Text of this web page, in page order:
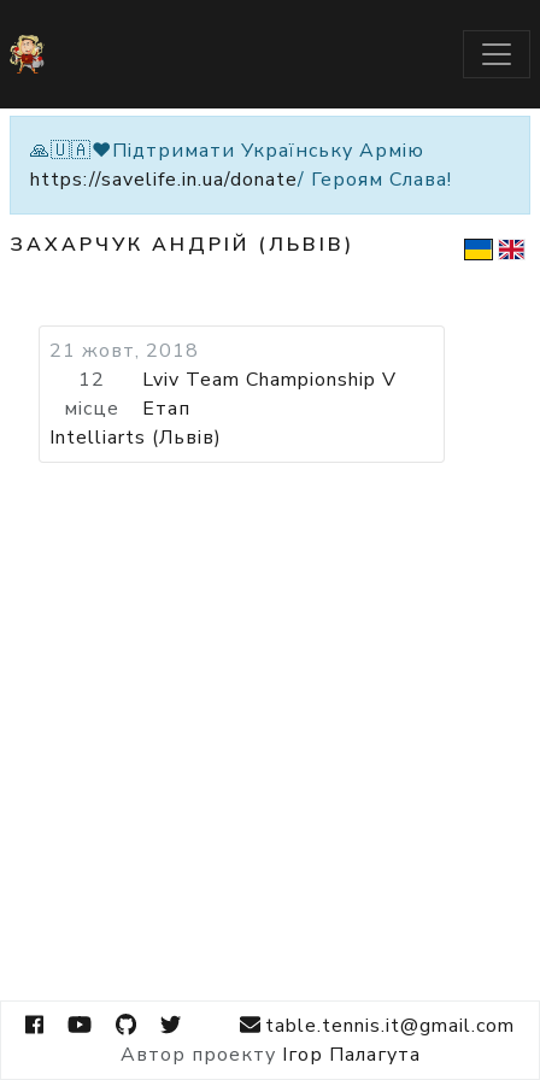
🙏🇺🇦❤️Підтримати Українську Армію
https://savelife.in.ua/donate/ Героям Слава!
ЗАХАРЧУК АНДРІЙ (ЛЬВІВ)
21 жовт, 2018
12
місце
Lviv Team Championship V
Етап
Intelliarts (Львів)
table.tennis.it@gmail.com
Автор проекту Ігор Палагута